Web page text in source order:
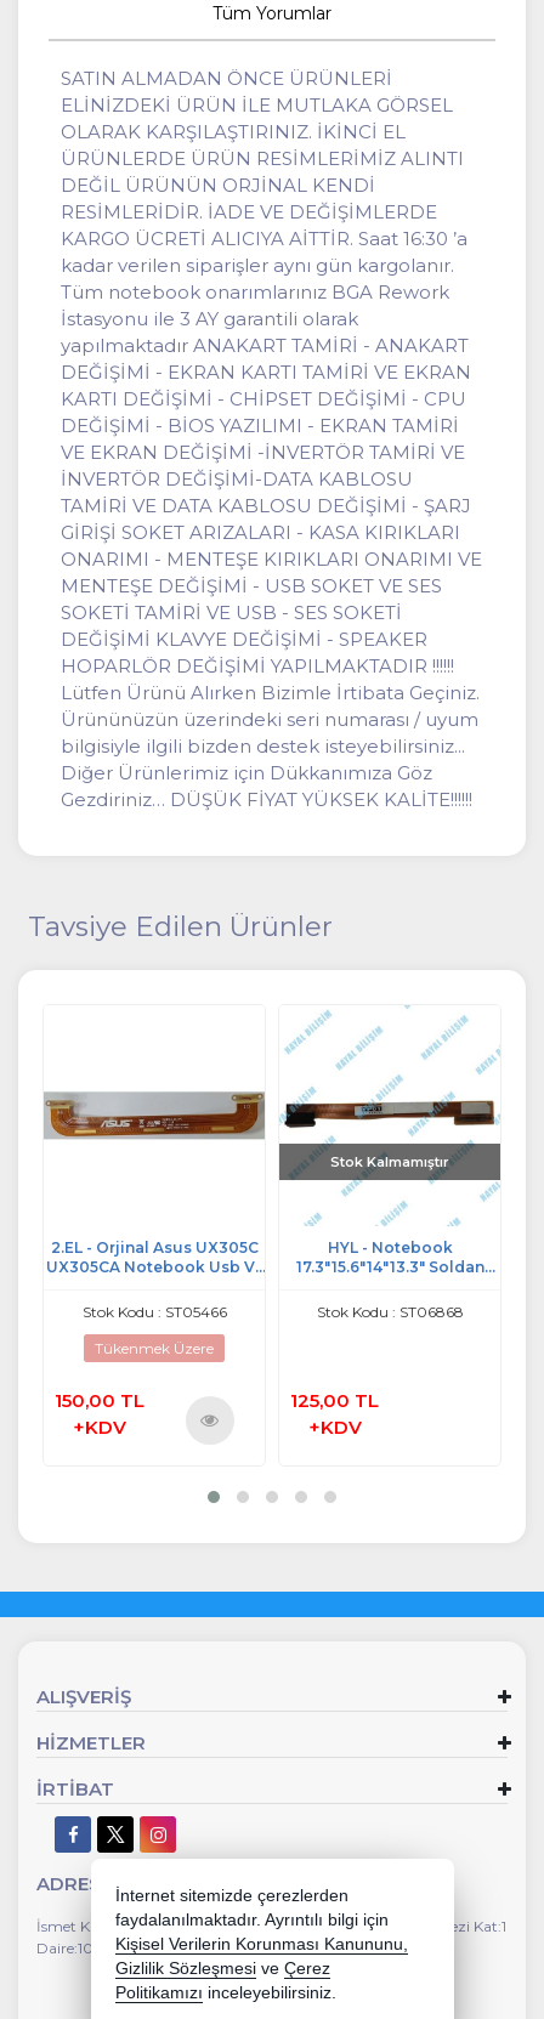
Tüm Yorumlar
SATIN ALMADAN ÖNCE ÜRÜNLERİ
ELİNİZDEKİ ÜRÜN İLE MUTLAKA GÖRSEL
OLARAK KARŞILAŞTIRINIZ. İKİNCİ EL
ÜRÜNLERDE ÜRÜN RESİMLERİMİZ ALINTI
DEĞİL ÜRÜNÜN ORJİNAL KENDİ
RESİMLERİDİR. İADE VE DEĞİŞİMLERDE
KARGO ÜCRETİ ALICIYA AİTTİR. Saat 16:30 ’a
kadar verilen siparişler aynı gün kargolanır.
Tüm notebook onarımlarınız BGA Rework
İstasyonu ile 3 AY garantili olarak
yapılmaktadır ANAKART TAMİRİ - ANAKART
DEĞİŞİMİ - EKRAN KARTI TAMİRİ VE EKRAN
KARTI DEĞİŞİMİ - CHİPSET DEĞİŞİMİ - CPU
DEĞİŞİMİ - BİOS YAZILIMI - EKRAN TAMİRİ
VE EKRAN DEĞİŞİMİ -İNVERTÖR TAMİRİ VE
İNVERTÖR DEĞİŞİMİ-DATA KABLOSU
TAMİRİ VE DATA KABLOSU DEĞİŞİMİ - ŞARJ
GİRİŞİ SOKET ARIZALARI - KASA KIRIKLARI
ONARIMI - MENTEŞE KIRIKLARI ONARIMI VE
MENTEŞE DEĞİŞİMİ - USB SOKET VE SES
SOKETİ TAMİRİ VE USB - SES SOKETİ
DEĞİŞİMİ KLAVYE DEĞİŞİMİ - SPEAKER
HOPARLÖR DEĞİŞİMİ YAPILMAKTADIR !!!!!!
Lütfen Ürünü Alırken Bizimle İrtibata Geçiniz.
Ürününüzün üzerindeki seri numarası / uyum
bilgisiyle ilgili bizden destek isteyebilirsiniz...
Diğer Ürünlerimiz için Dükkanımıza Göz
Gezdiriniz… DÜŞÜK FİYAT YÜKSEK KALİTE!!!!!!
Tavsiye Edilen Ürünler
2.EL - Orjinal Asus UX305C
UX305CA Notebook Usb Ve
Kablo - UX305CA_IO_FPC
Stok Kodu : ST05466
Tükenmek Üzere
150,00 TL
+KDV
Stok Kalmamıştır
HYL - Notebook
17.3"15.6"14"13.3" Soldan
Uzatma Kablosu
Stok Kodu : ST06868
125,00 TL
+KDV
ALIŞVERİŞ
HİZMETLER
İRTİBAT
ADRES
İsmet Kaptan Mahallesi Gazi Bulvarı No:112 Susuzlu İş Merkezi Kat:1
Daire:104 Çankaya İzmir
İnternet sitemizde çerezlerden
faydalanılmaktadır. Ayrıntılı bilgi için
Kişisel Verilerin Korunması Kanununu,
Gizlilik Sözleşmesi ve Çerez
Politikamızı inceleyebilirsiniz.